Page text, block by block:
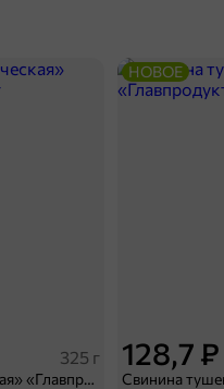
325 г
Буженина «Классическая» «Главпродукт», 325 г
128,7 ₽
НОВОЕ